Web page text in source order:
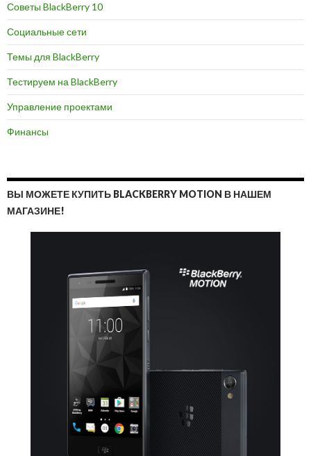
Советы BlackBerry 10
Социальные сети
Темы для BlackBerry
Тестируем на BlackBerry
Управление проектами
Финансы
ВЫ МОЖЕТЕ КУПИТЬ BLACKBERRY MOTION В НАШЕМ
МАГАЗИНЕ!